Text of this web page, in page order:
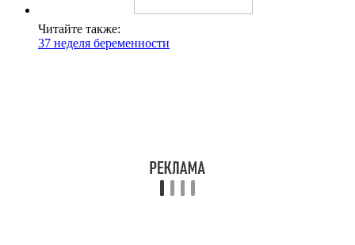
Читайте также:
37 неделя беременности